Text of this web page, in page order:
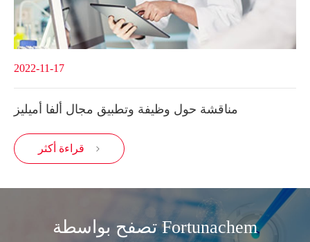
2022-11-17
مناقشة حول وظيفة وتطبيق مجال ألفا أميليز
قراءة أكثر 
تصفح بواسطة Fortunachem